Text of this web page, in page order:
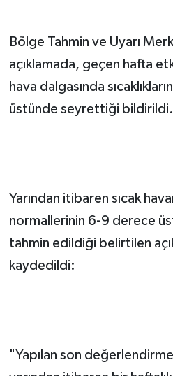
Bölge Tahmin ve Uyarı
açıklamada, geçen hafta
hava dalgasında
üstünde seyrettiği bildirildi.
Yarından itibaren sıcak
normallerinin 6-9 derece
tahmin edildiği belirtilen
kaydedildi:
"Yapılan son